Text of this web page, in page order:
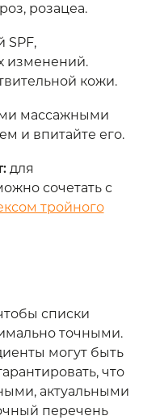
розацеа.
SPF,
изменений.
кожи.
массажными
и впитайте его.
для
сочетать с
тройного
списки
точными.
могут быть
что
актуальными
перечень